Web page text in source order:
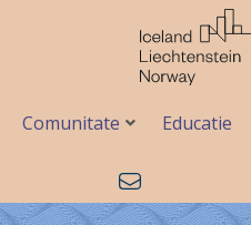
Comunitate Educatie